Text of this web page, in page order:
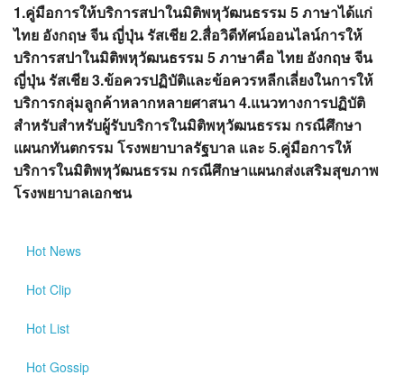
1.คู่มือการให้บริการสปาในมิติพหุวัฒนธรรม 5 ภาษาได้แก่
ไทย อังกฤษ จีน ญี่ปุ่น รัสเชีย 2.สื่อวิดีทัศน์ออนไลน์การให้
บริการสปาในมิติพหุวัฒนธรรม 5 ภาษาคือ ไทย อังกฤษ จีน
ญี่ปุ่น รัสเชีย 3.ข้อควรปฏิบัติและข้อควรหลีกเลี่ยงในการให้
บริการกลุ่มลูกค้าหลากหลายศาสนา 4.แนวทางการปฏิบัติ
สำหรับสำหรับผู้รับบริการในมิติพหุวัฒนธรรม กรณีศึกษา
แผนกทันตกรรม โรงพยาบาลรัฐบาล และ 5.คู่มือการให้
บริการในมิติพหุวัฒนธรรม กรณีศึกษาแผนกส่งเสริมสุขภาพ
โรงพยาบาลเอกชน
Hot News
Hot Clip
Hot List
Hot Gossip